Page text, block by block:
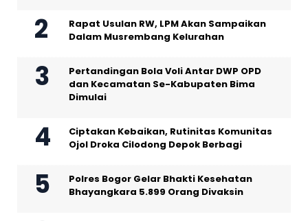
Rapat Usulan RW, LPM Akan Sampaikan
Dalam Musrembang Kelurahan
Pertandingan Bola Voli Antar DWP OPD
dan Kecamatan Se-Kabupaten Bima
Dimulai
Ciptakan Kebaikan, Rutinitas Komunitas
Ojol Droka Cilodong Depok Berbagi
Polres Bogor Gelar Bhakti Kesehatan
Bhayangkara 5.899 Orang Divaksin